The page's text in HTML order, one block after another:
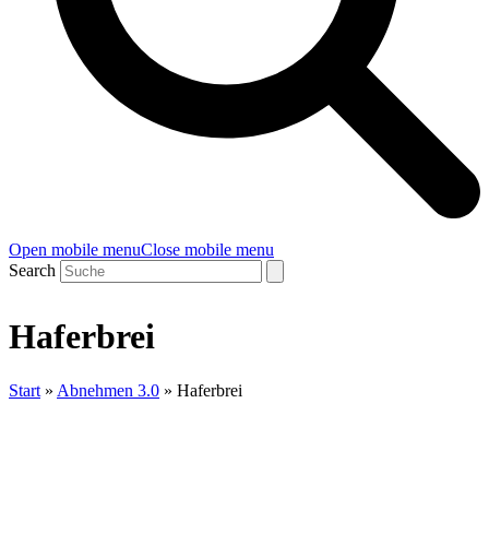
Open mobile menuClose mobile menu
Search
Haferbrei
Start » Abnehmen 3.0 » Haferbrei